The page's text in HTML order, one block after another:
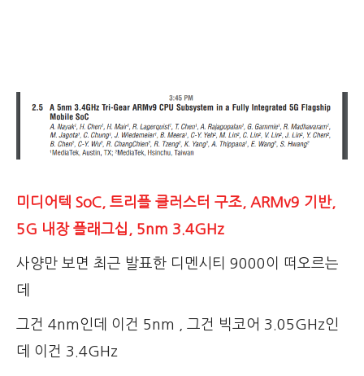
미디어텍 SoC, 트리플 클러스터 구조, ARMv9 기반,
5G 내장 플래그십, 5nm 3.4GHz
사양만 보면 최근 발표한 디멘시티 9000이 떠오르는
데
그건 4nm인데 이건 5nm , 그건 빅코어 3.05GHz인
데 이건 3.4GHz